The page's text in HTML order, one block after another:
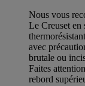
Nous vous
Le Creuset en
avec
brutale ou
Faites
rebord